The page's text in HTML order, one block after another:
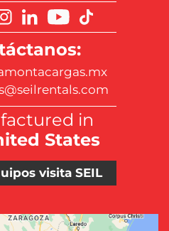
in
States
visita SEIL